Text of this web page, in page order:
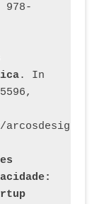
978-